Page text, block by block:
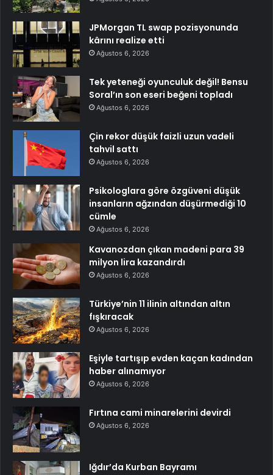
JPMorgan TL swap pozisyonunda
kârını realize etti
Ağustos 6, 2026
Tek yeteneği oyunculuk değil! Bensu
Soral’ın son eseri beğeni topladı
Ağustos 6, 2026
Çin rekor düşük faizli uzun vadeli
tahvil sattı
Ağustos 6, 2026
Psikologlara göre özgüveni düşük
insanların ağzından düşürmediği 10
cümle
Ağustos 6, 2026
Kavanozdan çıkan madeni para 39
milyon lira kazandırdı
Ağustos 6, 2026
Türkiye’nin 11 ilinin altından altın
fışkıracak
Ağustos 6, 2026
Eşiyle tartışıp evden kaçan kadından
haber alınamıyor
Ağustos 6, 2026
Fırtına cami minarelerini devirdi
Ağustos 6, 2026
Iğdır’da Kurban Bayramı